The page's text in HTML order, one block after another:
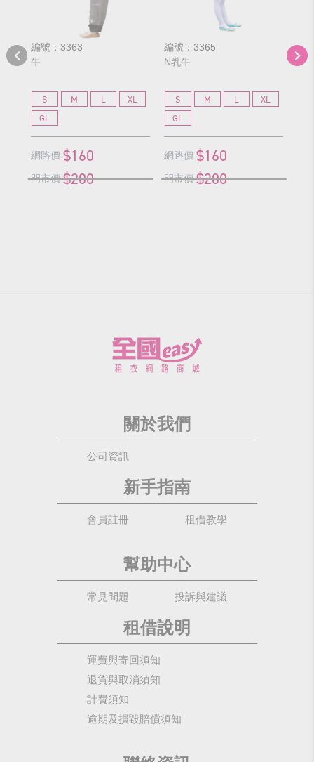
編號：3363
牛
S M L
XL
GL
網路價 $160
門市價 $200
編號：3365
N乳牛
S M L
XL
GL
網路價 $160
門市價 $200
編
短
關於我們
公司資訊
新手指南
會員註冊 租借教學
幫助中心
常見問題 投訴與建議
租借說明
運費與寄回須知
退貨與取消須知
計費須知
逾期及損毀賠償須知